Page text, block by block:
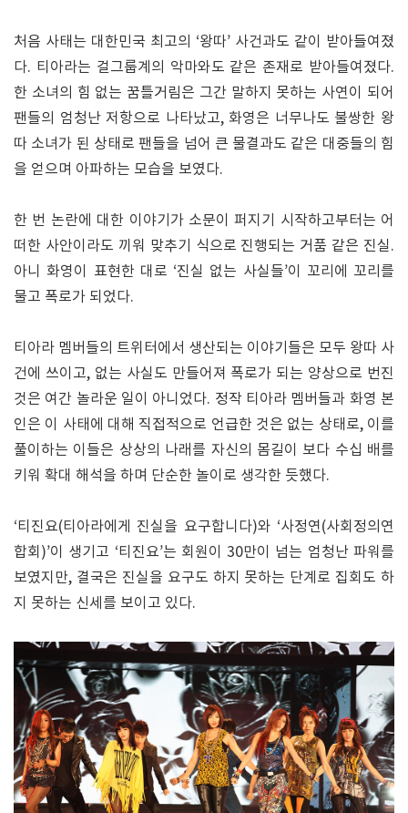
처음 사태는 대한민국 최고의 ‘왕따’ 사건과도 같이 받아들여졌
다. 티아라는 걸그룹계의 악마와도 같은 존재로 받아들여졌다.
한 소녀의 힘 없는 꿈틀거림은 그간 말하지 못하는 사연이 되어
팬들의 엄청난 저항으로 나타났고, 화영은 너무나도 불쌍한 왕
따 소녀가 된 상태로 팬들을 넘어 큰 물결과도 같은 대중들의 힘
을 얻으며 아파하는 모습을 보였다.
한 번 논란에 대한 이야기가 소문이 퍼지기 시작하고부터는 어
떠한 사안이라도 끼워 맞추기 식으로 진행되는 거품 같은 진실.
아니 화영이 표현한 대로 ‘진실 없는 사실들’이 꼬리에 꼬리를
물고 폭로가 되었다.
티아라 멤버들의 트위터에서 생산되는 이야기들은 모두 왕따 사
건에 쓰이고, 없는 사실도 만들어져 폭로가 되는 양상으로 번진
것은 여간 놀라운 일이 아니었다. 정작 티아라 멤버들과 화영 본
인은 이 사태에 대해 직접적으로 언급한 것은 없는 상태로, 이를
풀이하는 이들은 상상의 나래를 자신의 몸길이 보다 수십 배를
키워 확대 해석을 하며 단순한 놀이로 생각한 듯했다.
‘티진요(티아라에게 진실을 요구합니다)와 ‘사정연(사회정의연
합회)’이 생기고 ‘티진요’는 회원이 30만이 넘는 엄청난 파워를
보였지만, 결국은 진실을 요구도 하지 못하는 단계로 집회도 하
지 못하는 신세를 보이고 있다.